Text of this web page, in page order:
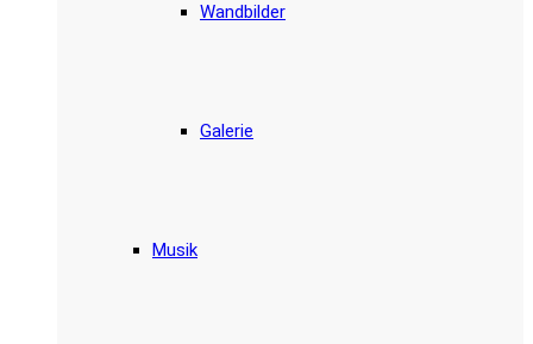
Wandbilder
Galerie
Musik